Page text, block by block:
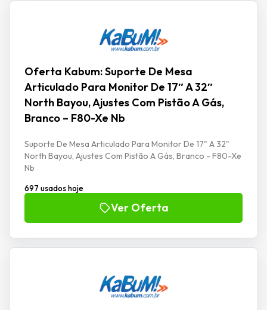
Oferta Kabum: Suporte De Mesa
Articulado Para Monitor De 17″ A 32″
North Bayou, Ajustes Com Pistão A Gás,
Branco – F80-Xe Nb
Suporte De Mesa Articulado Para Monitor De 17" A 32"
North Bayou, Ajustes Com Pistão A Gás, Branco - F80-Xe
Nb
697 usados hoje
Ver Oferta